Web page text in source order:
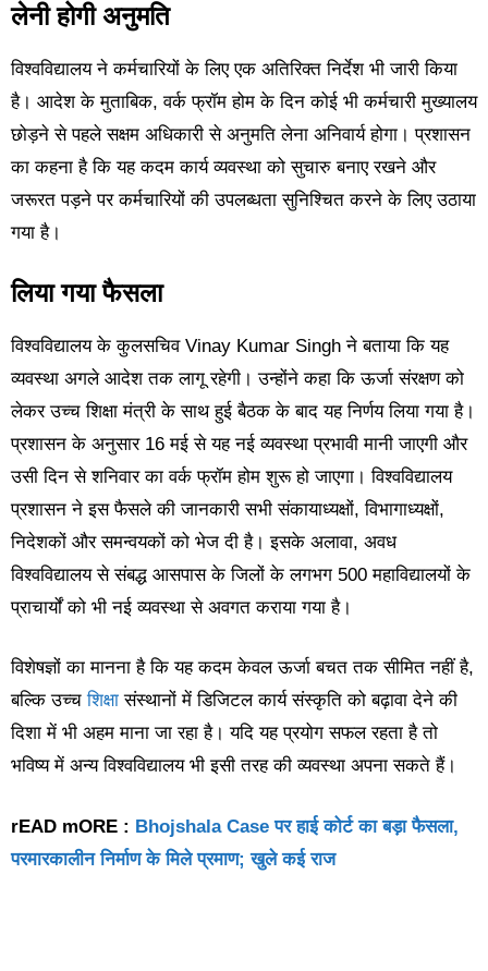
लेनी होगी अनुमति
विश्वविद्यालय ने कर्मचारियों के लिए एक अतिरिक्त निर्देश भी जारी किया
है। आदेश के मुताबिक, वर्क फ्रॉम होम के दिन कोई भी कर्मचारी मुख्यालय
छोड़ने से पहले सक्षम अधिकारी से अनुमति लेना अनिवार्य होगा। प्रशासन
का कहना है कि यह कदम कार्य व्यवस्था को सुचारु बनाए रखने और
जरूरत पड़ने पर कर्मचारियों की उपलब्धता सुनिश्चित करने के लिए उठाया
गया है।
लिया गया फैसला
विश्वविद्यालय के कुलसचिव Vinay Kumar Singh ने बताया कि यह
व्यवस्था अगले आदेश तक लागू रहेगी। उन्होंने कहा कि ऊर्जा संरक्षण को
लेकर उच्च शिक्षा मंत्री के साथ हुई बैठक के बाद यह निर्णय लिया गया है।
प्रशासन के अनुसार 16 मई से यह नई व्यवस्था प्रभावी मानी जाएगी और
उसी दिन से शनिवार का वर्क फ्रॉम होम शुरू हो जाएगा। विश्वविद्यालय
प्रशासन ने इस फैसले की जानकारी सभी संकायाध्यक्षों, विभागाध्यक्षों,
निदेशकों और समन्वयकों को भेज दी है। इसके अलावा, अवध
विश्वविद्यालय से संबद्ध आसपास के जिलों के लगभग 500 महाविद्यालयों के
प्राचार्यों को भी नई व्यवस्था से अवगत कराया गया है।
विशेषज्ञों का मानना है कि यह कदम केवल ऊर्जा बचत तक सीमित नहीं है,
बल्कि उच्चशिक्षा संस्थानों में डिजिटल कार्य संस्कृति को बढ़ावा देने की
दिशा में भी अहम माना जा रहा है। यदि यह प्रयोग सफल रहता है तो
भविष्य में अन्य विश्वविद्यालय भी इसी तरह की व्यवस्था अपना सकते हैं।
rEAD mORE : Bhojshala Case पर हाई कोर्ट का बड़ा फैसला,
परमारकालीन निर्माण के मिले प्रमाण; खुले कई राज